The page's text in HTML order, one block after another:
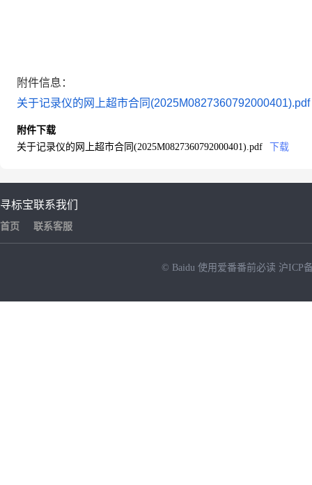
附件信息：
关于记录仪的网上超市合同(2025M0827360792000401).pdf
附件下载
关于记录仪的网上超市合同(2025M0827360792000401).pdf
下载
寻标宝
首页
联系我们
联系客服
© Baidu 使用爱番番前必读 沪ICP